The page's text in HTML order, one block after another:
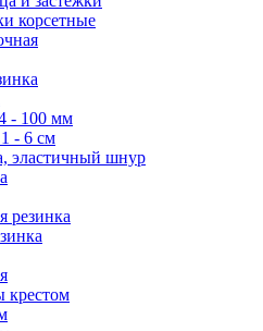
корсетные
- 100 мм
- 6 см
эластичный шнур
резинка
крестом